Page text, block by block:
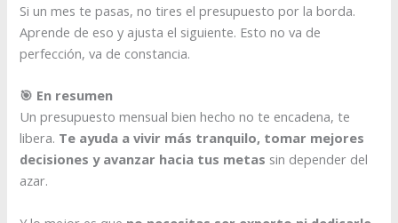
Si un mes te pasas, no tires el presupuesto por la borda.
Aprende de eso y ajusta el siguiente. Esto no va de
perfección, va de constancia.
🎯 En resumen
Un presupuesto mensual bien hecho no te encadena, te
libera. Te ayuda a vivir más tranquilo, tomar mejores
decisiones y avanzar hacia tus metas sin depender del
azar.